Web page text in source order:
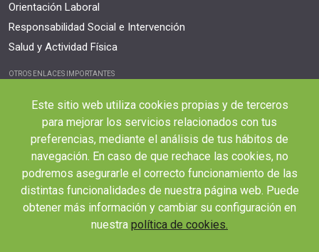
Orientación Laboral
Responsabilidad Social e Intervención
Salud y Actividad Física
OTROS ENLACES IMPORTANTES
Webinars y podcast
Revista Innovación Educativa
Contexto Educativo
Desistir contrato aquí
Tienes 14 días desde tu matriculación para cancelar sin coste y recibir el
reembolso completo.
Este sitio web utiliza cookies propias y de terceros
para mejorar los servicios relacionados con tus
preferencias, mediante el análisis de tus hábitos de
navegación. En caso de que rechace las cookies, no
podremos asegurarle el correcto funcionamiento de las
distintas funcionalidades de nuestra página web. Puede
obtener más información y cambiar su configuración en
nuestra política de cookies.